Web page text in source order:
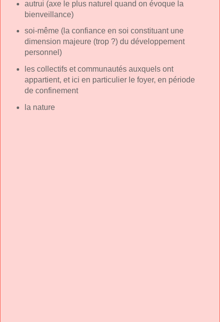
autrui (axe le plus naturel quand on évoque la
bienveillance)
soi-même (la confiance en soi constituant une
dimension majeure (trop ?) du développement
personnel)
les collectifs et communautés auxquels ont
appartient, et ici en particulier le foyer, en période
de confinement
la nature